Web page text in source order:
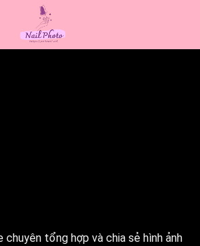
chuyên tổng hợp và chia sẻ hình ảnh